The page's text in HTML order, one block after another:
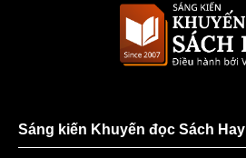
Sáng kiến Khuyến đọc Sách Hay